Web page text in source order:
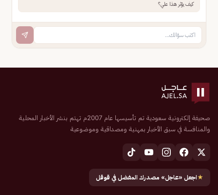
كيف يؤثر هذا علي؟
صحيفة إلكترونية سعودية تم تأسيسها عام 2007م تهتم بنشر الأخبار المحلية
والمنافسة في سبق الأخبار بمهنية ومصداقية وموضوعية
★اجعل «عاجل» مصدرك المفضل في قوقل